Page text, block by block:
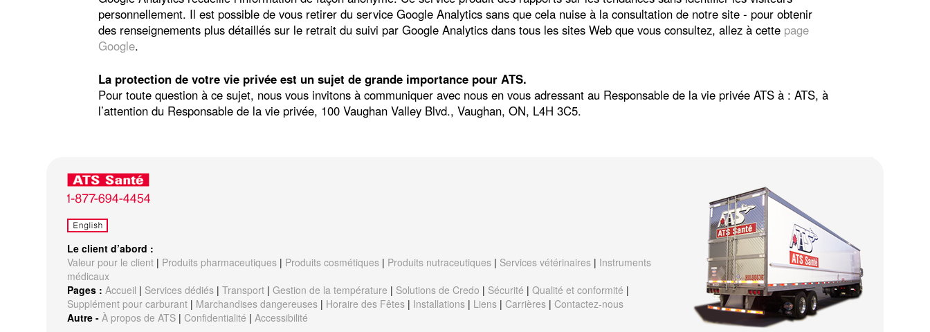
personnellement. Il est possible de vous retirer du service Google Analytics sans que cela nuise à la consultation de notre site - pour obtenir
des renseignements plus détaillés sur le retrait du suivi par Google Analytics dans tous les sites Web que vous consultez, allez à cette page
Google.
La protection de votre vie privée est un sujet de grande importance pour ATS.
Pour toute question à ce sujet, nous vous invitons à communiquer avec nous en vous adressant au Responsable de la vie privée ATS à : ATS, à
l’attention du Responsable de la vie privée, 100 Vaughan Valley Blvd., Vaughan, ON, L4H 3C5.
Le client d’abord :
Valeur pour le client | Produits pharmaceutiques | Produits cosmétiques | Produits nutraceutiques | Services vétérinaires | Instruments
médicaux
Pages : Accueil | Services dédiés |Transport |Gestion de la température | Solutions de Credo | Sécurité |Qualité et conformité |
Supplément pour carburant | Marchandises dangereuses | Horaire des Fêtes | Installations | Liens |Carrières |Contactez-nous
Autre -À propos de ATS |Confidentialité |Accessibilité